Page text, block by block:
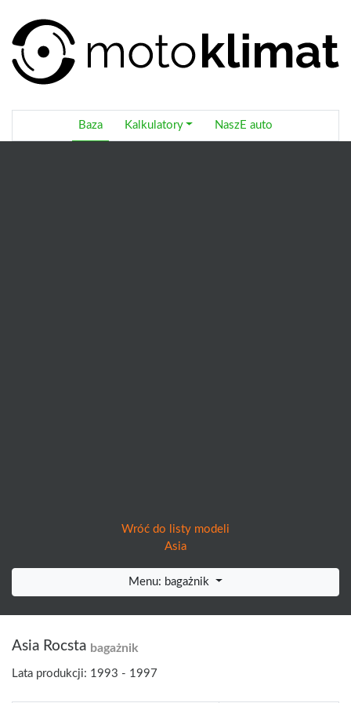
Baza Kalkulatory NaszE auto
Wróć do listy modeli
Asia
Menu: bagażnik
Asia Rocsta bagażnik
Lata produkcji: 1993 - 1997